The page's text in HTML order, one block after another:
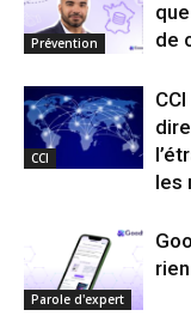
Prévention
de
CCI
les
Parole d'expert